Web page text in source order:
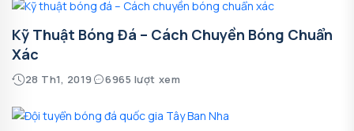
Kỹ Thuật Bóng Đá – Cách Chuyền Bóng Chuẩn
Xác
28 Th1, 2019 6965 lượt xem